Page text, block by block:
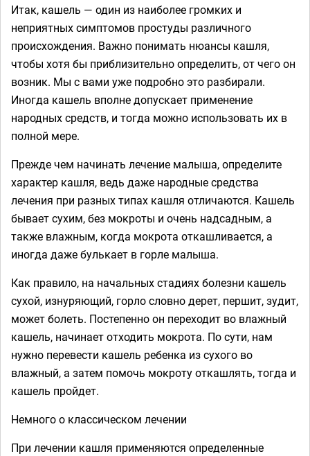
Итак, кашель — один из наиболее громких и
неприятных симптомов простуды различного
происхождения. Важно понимать нюансы кашля,
чтобы хотя бы приблизительно определить, от чего он
возник. Мы с вами уже подробно это разбирали.
Иногда кашель вполне допускает применение
народных средств, и тогда можно использовать их в
полной мере.
Прежде чем начинать лечение малыша, определите
характер кашля, ведь даже народные средства
лечения при разных типах кашля отличаются. Кашель
бывает сухим, без мокроты и очень надсадным, а
также влажным, когда мокрота откашливается, а
иногда даже булькает в горле малыша.
Как правило, на начальных стадиях болезни кашель
сухой, изнуряющий, горло словно дерет, першит, зудит,
может болеть. Постепенно он переходит во влажный
кашель, начинает отходить мокрота. По сути, нам
нужно перевести кашель ребенка из сухого во
влажный, а затем помочь мокроту откашлять, тогда и
кашель пройдет.
Немного о классическом лечении
При лечении кашля применяются определенные